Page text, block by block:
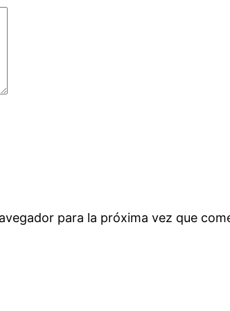
para la próxima vez que